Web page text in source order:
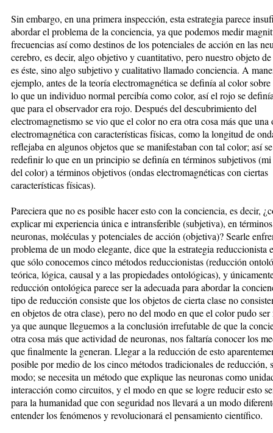
Sin embargo, en una primera inspección, esta estrategia parece
abordar el problema de la conciencia, ya que podemos medir
frecuencias así como destinos de los potenciales de acción en las
cerebro, es decir, algo objetivo y cuantitativo, pero nuestro objeto
es éste, sino algo subjetivo y cualitativo llamado conciencia. A
ejemplo, antes de la teoría electromagnética se definía al color sobre
lo que un individuo normal percibía como color, así el rojo se
que para el observador era rojo. Después del descubrimiento del
electromagnetismo se vio que el color no era otra cosa más que una
electromagnética con características físicas, como la longitud de
reflejaba en algunos objetos que se manifestaban con tal color; así
redefinir lo que en un principio se definía en términos subjetivos
del color) a términos objetivos (ondas electromagnéticas con ciertas
características físicas).
Pareciera que no es posible hacer esto con la conciencia, es decir,
explicar mi experiencia única e intransferible (subjetiva), en
neuronas, moléculas y potenciales de acción (objetiva)? Searle
problema de un modo elegante, dice que la estrategia reduccionista
que sólo conocemos cinco métodos reduccionistas (reducción
teórica, lógica, causal y a las propiedades ontológicas), y
reducción ontológica parece ser la adecuada para abordar la
tipo de reducción consiste que los objetos de cierta clase no
en objetos de otra clase), pero no del modo en que el color pudo
ya que aunque lleguemos a la conclusión irrefutable de que la
otra cosa más que actividad de neuronas, nos faltaría conocer los
que finalmente la generan. Llegar a la reducción de esto
posible por medio de los cinco métodos tradicionales de reducción,
modo; se necesita un método que explique las neuronas como
interacción como circuitos, y el modo en que se logre reducir esto
para la humanidad que con seguridad nos llevará a un modo
entender los fenómenos y revolucionará el pensamiento científico.